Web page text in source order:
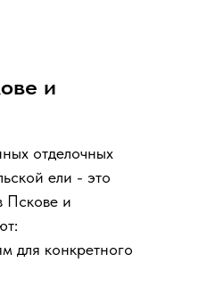
и
отделочных
ели - это
Пскове и
для конкретного